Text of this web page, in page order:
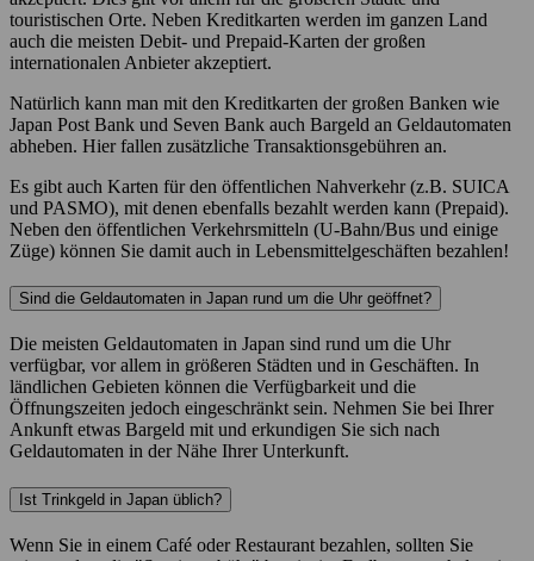
touristischen Orte. Neben Kreditkarten werden im ganzen Land
auch die meisten Debit- und Prepaid-Karten der großen
internationalen Anbieter akzeptiert.
Natürlich kann man mit den Kreditkarten der großen Banken wie
Japan Post Bank und Seven Bank auch Bargeld an Geldautomaten
abheben. Hier fallen zusätzliche Transaktionsgebühren an.
Es gibt auch Karten für den öffentlichen Nahverkehr (z.B. SUICA
und PASMO), mit denen ebenfalls bezahlt werden kann (Prepaid).
Neben den öffentlichen Verkehrsmitteln (U-Bahn/Bus und einige
Züge) können Sie damit auch in Lebensmittelgeschäften bezahlen!
Sind die Geldautomaten in Japan rund um die Uhr geöffnet?
Die meisten Geldautomaten in Japan sind rund um die Uhr
verfügbar, vor allem in größeren Städten und in Geschäften. In
ländlichen Gebieten können die Verfügbarkeit und die
Öffnungszeiten jedoch eingeschränkt sein. Nehmen Sie bei Ihrer
Ankunft etwas Bargeld mit und erkundigen Sie sich nach
Geldautomaten in der Nähe Ihrer Unterkunft.
Ist Trinkgeld in Japan üblich?
Wenn Sie in einem Café oder Restaurant bezahlen, sollten Sie